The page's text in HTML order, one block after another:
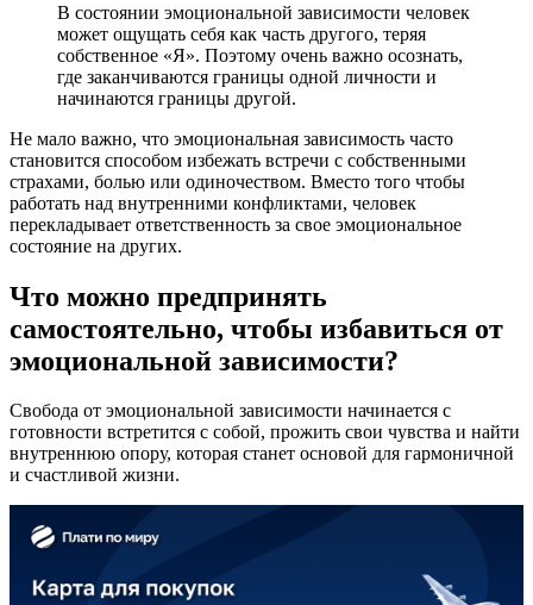
В состоянии эмоциональной зависимости человек
может ощущать себя как часть другого, теряя
собственное «Я». Поэтому очень важно осознать,
где заканчиваются границы одной личности и
начинаются границы другой.
Не мало важно, что эмоциональная зависимость часто
становится способом избежать встречи с собственными
страхами, болью или одиночеством. Вместо того чтобы
работать над внутренними конфликтами, человек
перекладывает ответственность за свое эмоциональное
состояние на других.
Что можно предпринять
самостоятельно, чтобы избавиться от
эмоциональной зависимости?
Свобода от эмоциональной зависимости начинается с
готовности встретится с собой, прожить свои чувства и найти
внутреннюю опору, которая станет основой для гармоничной
и счастливой жизни.